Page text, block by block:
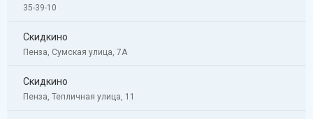
35-39-10
Скидкино
Пенза, Сумская улица, 7А
Скидкино
Пенза, Тепличная улица, 11